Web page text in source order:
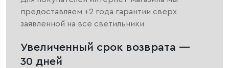
предоставляем +2 года гарантии сверх
заявленной на все светильники
Увеличенный срок возврата —
30 дней